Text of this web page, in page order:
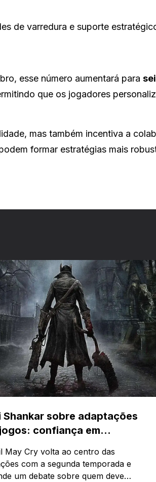
de varredura e suporte
esse número aumentará para
que os jogadores
mas também incentiva a
formar estratégias mais
Shankar sobre adaptações
confiança em
May Cry volta ao centro das
com a segunda temporada e
um debate sobre quem deve